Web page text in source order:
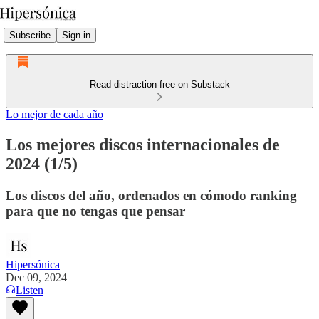
Subscribe Sign in
Read distraction-free on Substack
Lo mejor de cada año
Los mejores discos internacionales de
2024 (1/5)
Los discos del año, ordenados en cómodo ranking
para que no tengas que pensar
Hipersónica
Dec 09, 2024
Listen